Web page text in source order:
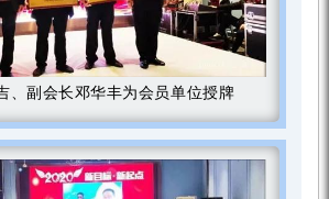
、副会长邓华丰为会员单位授牌